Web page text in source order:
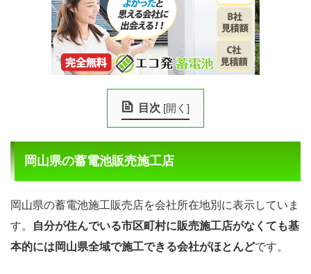
目次 [開く ]
岡山県の蓄電池販売施工店
岡山県の蓄電池施工販売店を会社所在地別に表示していま
す。
自分が住んでいる市区町村に販売施工店がなくても基
本的には岡山県全域で施工できる会社がほとんどです。